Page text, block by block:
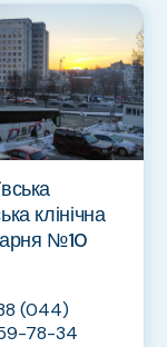
клінічна
№10
(044)
78-34